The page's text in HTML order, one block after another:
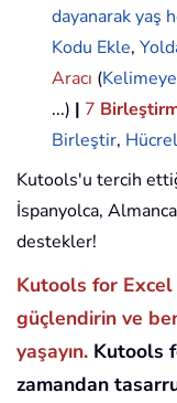
dayanarak yaş
Kodu Ekle,
Aracı (
...) | 7
Birleştir,
Kutools'u tercih
İspanyolca,
destekler!
Kutools for
güçlendirin ve
yaşayın. Kutools
zamandan